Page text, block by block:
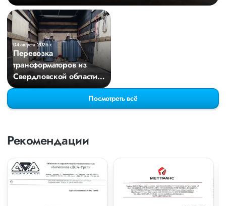
04 августа 2026 г.
Перевозка
трансформаторов из
Свердловской области в
Киров
Посмотреть всё
Рекомендации